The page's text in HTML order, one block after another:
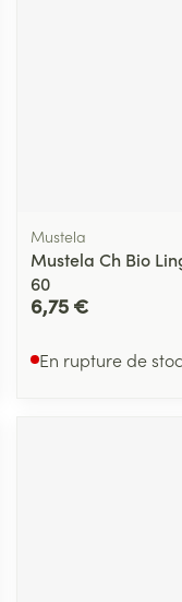
Mustela
Mustela Ch Bio
60
6,75 €
En rupture de